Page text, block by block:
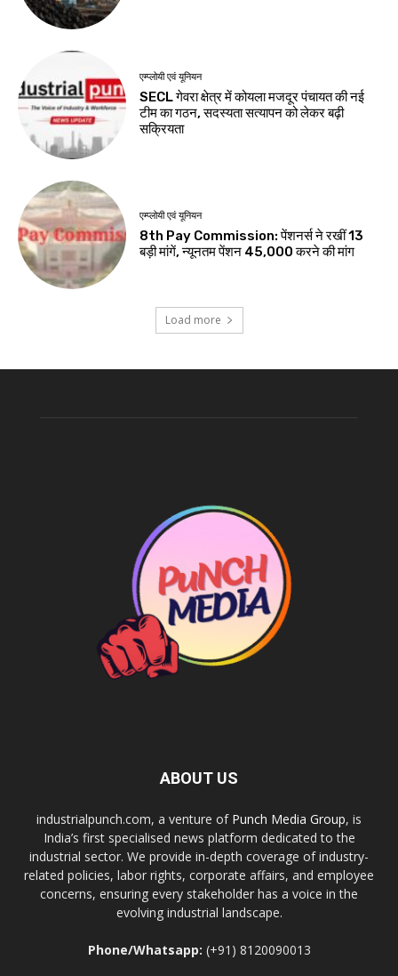
एम्प्लोयी एवं यूनियन
SECL गेवरा क्षेत्र में कोयला मजदूर पंचायत की नई
टीम का गठन, सदस्यता सत्यापन को लेकर बढ़ी
सक्रियता
एम्प्लोयी एवं यूनियन
8th Pay Commission: पेंशनर्स ने रखीं 13
बड़ी मांगें, न्यूनतम पेंशन ₹45,000 करने की मांग
Load more
ABOUT US
industrialpunch.com, a venture of Punch Media Group, is
India’s first specialised news platform dedicated to the
industrial sector. We provide in-depth coverage of industry-
related policies, labor rights, corporate affairs, and employee
concerns, ensuring every stakeholder has a voice in the
evolving industrial landscape.
Phone/Whatsapp: (+91) 8120090013